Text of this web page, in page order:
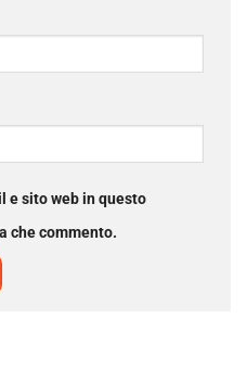
e sito web in questo
che commento.